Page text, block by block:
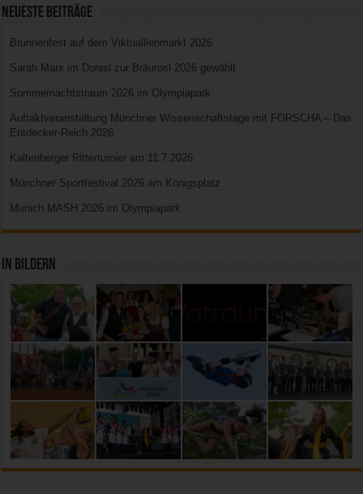
Neueste Beiträge
Brunnenfest auf dem Viktuallienmarkt 2026
Sarah Marx im Donisl zur Bräurosl 2026 gewählt
Sommernachtstraum 2026 im Olympiapark
Auftaktveranstaltung Münchner Wissenschaftstage mit FORSCHA – Das
Entdecker-Reich 2026
Kaltenberger Ritterturnier am 11.7.2026
Münchner Sportfestival 2026 am Königsplatz
Munich MASH 2026 im Olympiapark
In Bildern